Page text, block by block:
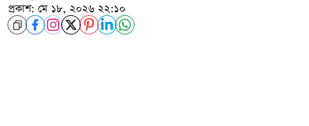
প্রকাশ: মে ১৮, ২০২৬ ২২:১০